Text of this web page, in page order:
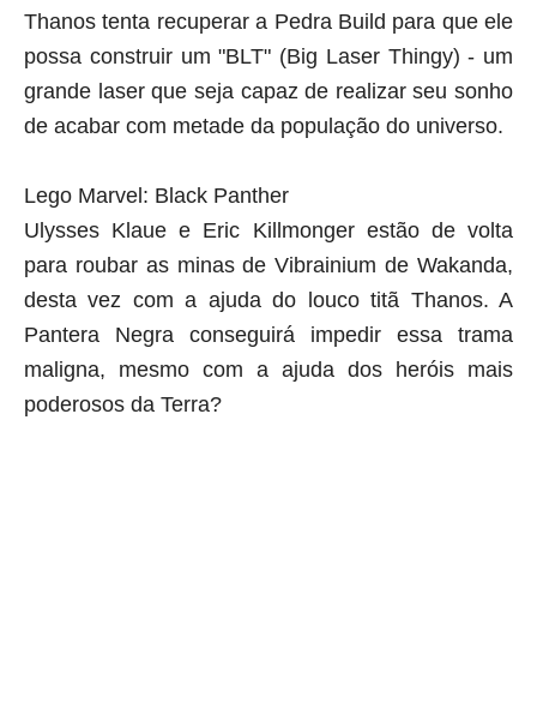
Thanos tenta recuperar a Pedra Build para que ele
possa construir um "BLT" (Big Laser Thingy) - um
grande laser que seja capaz de realizar seu sonho
de acabar com metade da população do universo.
Lego Marvel: Black Panther
Ulysses Klaue e Eric Killmonger estão de volta
para roubar as minas de Vibrainium de Wakanda,
desta vez com a ajuda do louco titã Thanos. A
Pantera Negra conseguirá impedir essa trama
maligna, mesmo com a ajuda dos heróis mais
poderosos da Terra?